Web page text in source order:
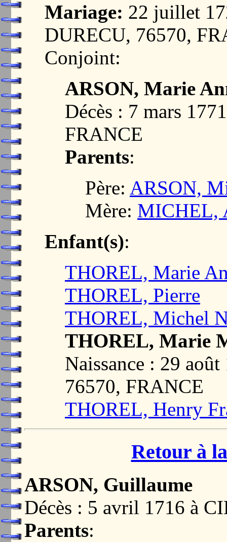
Mariage: 22 juillet
DURECU, 76570,
Conjoint:
ARSON, Marie
Décès : 7 mars
FRANCE
Parents:
Père: ARSON,
Mère: MICHEL,
Enfant(s):
THOREL, Marie
THOREL, Pierre
THOREL, Michel
THOREL, Marie
Naissance : 29
76570, FRANCE
THOREL, Henry
Retour à
ARSON, Guillaume
Décès : 5 avril 1716 à
Parents: